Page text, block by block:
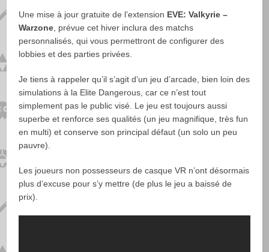
Une mise à jour gratuite de l’extension EVE: Valkyrie –
Warzone, prévue cet hiver inclura des matchs
personnalisés, qui vous permettront de configurer des
lobbies et des parties privées.
Je tiens à rappeler qu’il s’agit d’un jeu d’arcade, bien loin des
simulations à la Elite Dangerous, car ce n’est tout
simplement pas le public visé. Le jeu est toujours aussi
superbe et renforce ses qualités (un jeu magnifique, très fun
en multi) et conserve son principal défaut (un solo un peu
pauvre).
Les joueurs non possesseurs de casque VR n’ont désormais
plus d’excuse pour s’y mettre (de plus le jeu a baissé de
prix).